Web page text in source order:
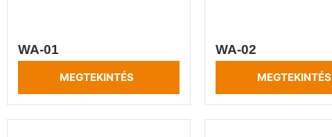
WA-01
MEGTEKINTÉS
WA-02
MEGTEKINTÉS